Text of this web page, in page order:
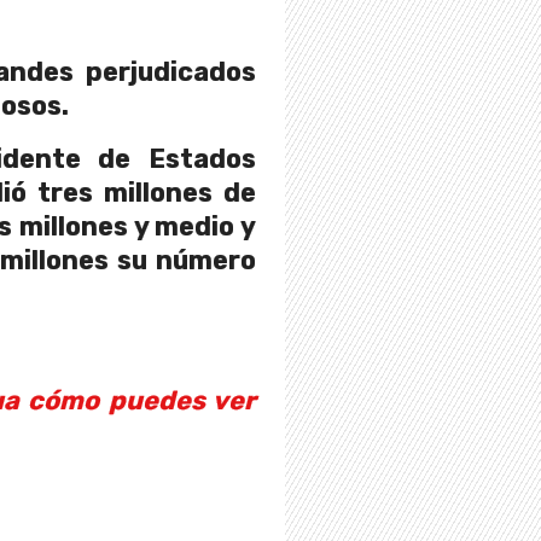
perjudicados
de Estados
tres millones de
millones y medio y
su número
cómo puedes ver